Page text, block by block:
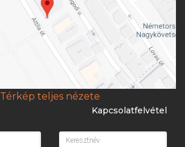
Térkép teljes nézete
Kapcsolatfelvétel